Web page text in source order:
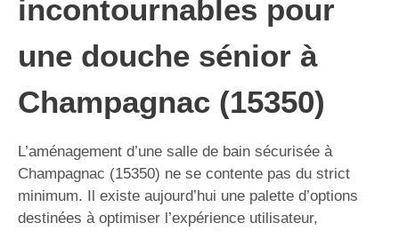
incontournables pour
une douche sénior à
Champagnac (15350)
L’aménagement d’une salle de bain sécurisée à
Champagnac (15350) ne se contente pas du strict
minimum. Il existe aujourd’hui une palette d’options
destinées à optimiser l’expérience utilisateur,